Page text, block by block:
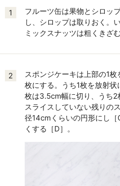
1
フルーツ缶は果物とシロッ
し、シロップは取りおく。
ミックスナッツは粗くきざむ
2
スポンジケーキは上部の1
枚にする。うち1枚を放射
枚は3.5cm幅に切り、うち2
スライスしていない残りの
径14cmくらいの円形にし
くする［D］。